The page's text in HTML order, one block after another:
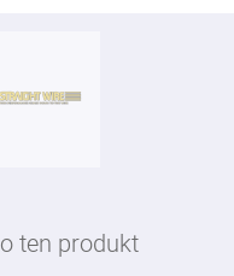
o ten produkt